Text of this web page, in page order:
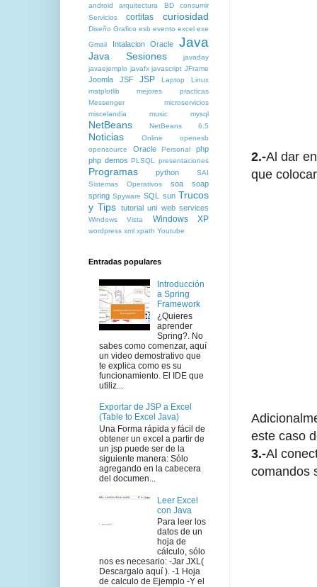
2.-Al dar
que
este caso
3.-Al
comandos
android
arquitectura BD
consumir
Servicios
cortitas curiosidad
Diseño Grafico esb evento excel exe
Gmail
Intalacion Oracle Java
Java Sesiones
javaday
javaejemplo javafx javascript JFrame
Joomla JSF JSP Laptop
Linux
matplotlib
mejores practicas
Messenger
microservicios
miscelandia
music mysql
NetBeans NetBeans 6.5
Noticias Online
openesb
opensource
Oracle Personal
php
php demos PLSQL presentaciones
Programas python
SAI
Sistemas Operativos
soa
soap
spring Spyware SQL sun Trucos
y Tips tutorial uni web services
Windows Vista Windows XP
wordpress xml xpath Youtube
Entradas populares
Introducción
a Spring
Framework
¿Quieres
aprender
Spring?. No
sabes como comenzar, aquí
un video demostrativo que
te explica como es su
funcionamiento. El IDE que
utiliz...
Exportar de JSP a Excel
(Table to Excel Java)
Una Forma rápida y fácil de
obtener un excel a partir de
un jsp puede ser de la
siguiente manera: Sólo
agregando en la cabecera
del documen...
Leer Excel
con Java
Para leer los
datos de un
hoja de
cálculo, sólo
nos es necesario: -Jar JXL(
Descargalo aquí ). -1 Hoja
de calculo de Ejemplo -Y el